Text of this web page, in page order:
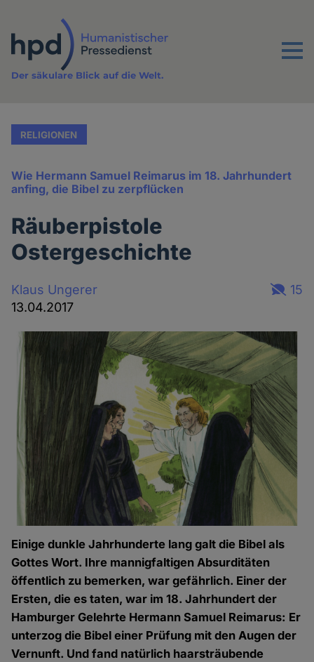
Inhalt
Menu
Der säkulare Blick auf die Welt.
RELIGIONEN
Wie Hermann Samuel Reimarus im 18. Jahrhundert
anfing, die Bibel zu zerpflücken
Räuberpistole
Ostergeschichte
Klaus Ungerer
13.04.2017
15
Einige dunkle Jahrhunderte lang galt die Bibel als
Gottes Wort. Ihre mannigfaltigen Absurditäten
öffentlich zu bemerken, war gefährlich. Einer der
Ersten, die es taten, war im 18. Jahrhundert der
Hamburger Gelehrte Hermann Samuel Reimarus: Er
unterzog die Bibel einer Prüfung mit den Augen der
Vernunft. Und fand natürlich haarsträubende